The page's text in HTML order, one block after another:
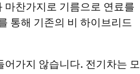
찬가지로 기름으로 연료를
통해 기존의 비 하이브리드
가지 않습니다. 전기차는 모